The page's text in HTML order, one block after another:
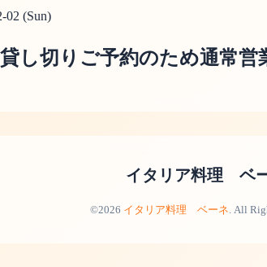
02 (Sun)
し切りご予約のため通常
イタリア料理 ベ
©2026 イタリア料理 ベーネ. All